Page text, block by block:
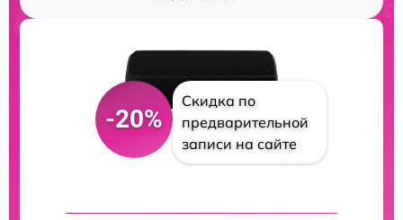
-20%
Скидка по
предварительной
записи на сайте